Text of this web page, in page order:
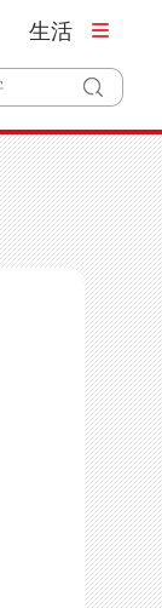
生活